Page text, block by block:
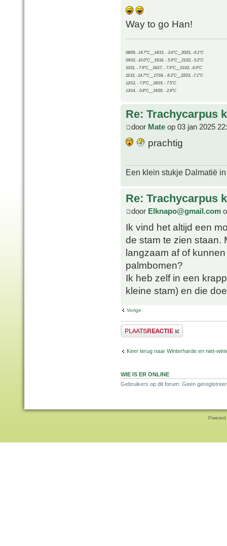
Way to go Han!
08/09, -14.7°C__14/15, - 3.6°C__20/21, -9.1°C
09/10, -10.0°C__15/16, - 5.9°C__21/22, -5.2°C
10/11, - 7.9°C__16/17, - 7.9°C__21/22, -6.9°C
11/12, -14.7°C__17/18, - 8.3°C__22/23, -7.1°C
12/13, - 7.9°C__18/19, - 7.5°C
13/14, - 0.8°C__19/20, - 2.8°C
Re: Trachycarpus
door Mate op 03 jan 2025
prachtig
Een klein stukje Dalmatië
Re: Trachycarpus
door Elknapo@gmail.com
Ik vind het altijd een
de stam te zien staan.
langzaam af of
palmbomen?
Ik heb zelf in een
kleine stam) en die
Vorige
Plaats een reactie
Keer terug naar Winterharde en niet-
WIE IS ER ONLINE
Gebruikers op dit forum: Geen